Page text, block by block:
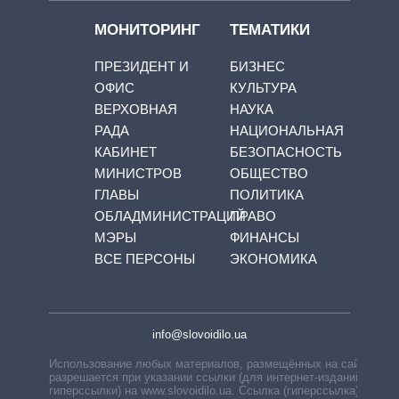
МОНИТОРИНГ
ПРЕЗИДЕНТ И
ОФИС
ВЕРХОВНАЯ
РАДА
КАБИНЕТ
МИНИСТРОВ
ГЛАВЫ
ОБЛАДМИНИСТРАЦИЙ
МЭРЫ
ВСЕ ПЕРСОНЫ
ТЕМАТИКИ
БИЗНЕС
КУЛЬТУРА
НАУКА
НАЦИОНАЛЬНАЯ
БЕЗОПАСНОСТЬ
ОБЩЕСТВО
ПОЛИТИКА
ПРАВО
ФИНАНСЫ
ЭКОНОМИКА
info@slovoidilo.ua
Использование любых материалов, размещённых на сайте,
разрешается при указании ссылки (для интернет-изданий —
гиперссылки) на www.slovoidilo.ua. Ссылка (гиперссылка)